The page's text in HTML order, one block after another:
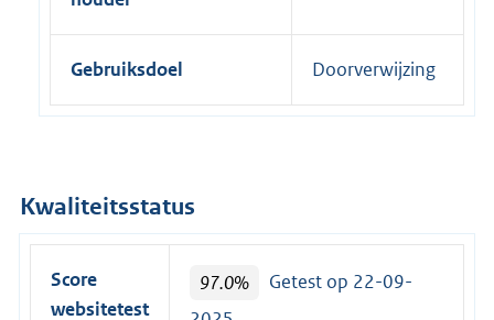
Gebruiksdoel Doorverwijzing
Kwaliteitsstatus
Score
websitetest
97.0%
Getest op 22-09-